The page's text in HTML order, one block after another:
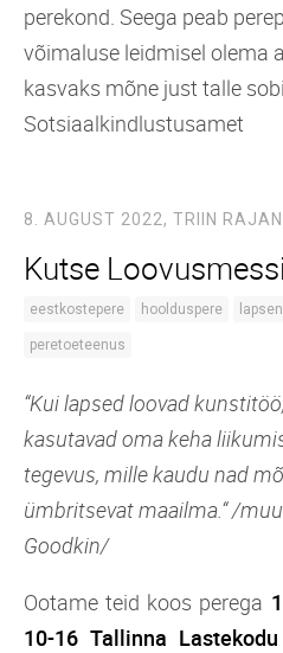
perekond. Seega peab
võimaluse leidmisel olema
kasvaks mõne just talle
Sotsiaalkindlustusamet
8. AUGUST 2022, TRIIN
Kutse
eestkostepere hoolduspere
peretoeteenus
“Kui lapsed loovad
kasutavad oma keha
tegevus, mille kaudu nad
ümbritsevat maailma.“ /
Goodkin/
Ootame teid koos perega
10-16 Tallinna